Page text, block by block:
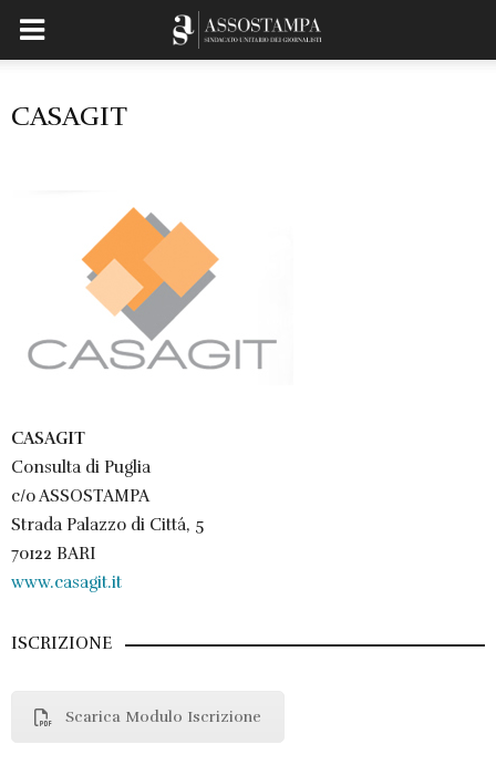
CASAGIT
CASAGIT
Consulta di Puglia
c/o ASSOSTAMPA
Strada Palazzo di Cittá, 5
70122 BARI
www.casagit.it
ISCRIZIONE
Scarica Modulo Iscrizione